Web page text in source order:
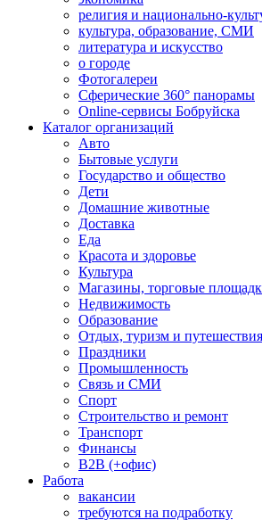
религия и национально-
культура, образование, СМИ
литература и искусство
о городе
Фотогалереи
Сферические 360° панорамы
Online-сервисы Бобруйска
Каталог организаций
Авто
Бытовые услуги
Государство и общество
Дети
Домашние животные
Доставка
Еда
Красота и здоровье
Культура
Магазины, торговые
Недвижимость
Образование
Отдых, туризм и путешествия
Праздники
Промышленность
Связь и СМИ
Спорт
Строительство и ремонт
Транспорт
Финансы
B2B (+офис)
Работа
вакансии
требуются на подработку